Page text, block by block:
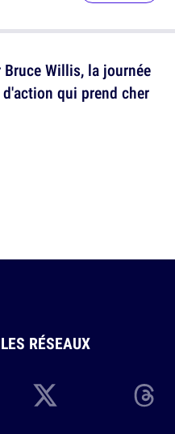
qui prend cher
LES RÉSEAUX